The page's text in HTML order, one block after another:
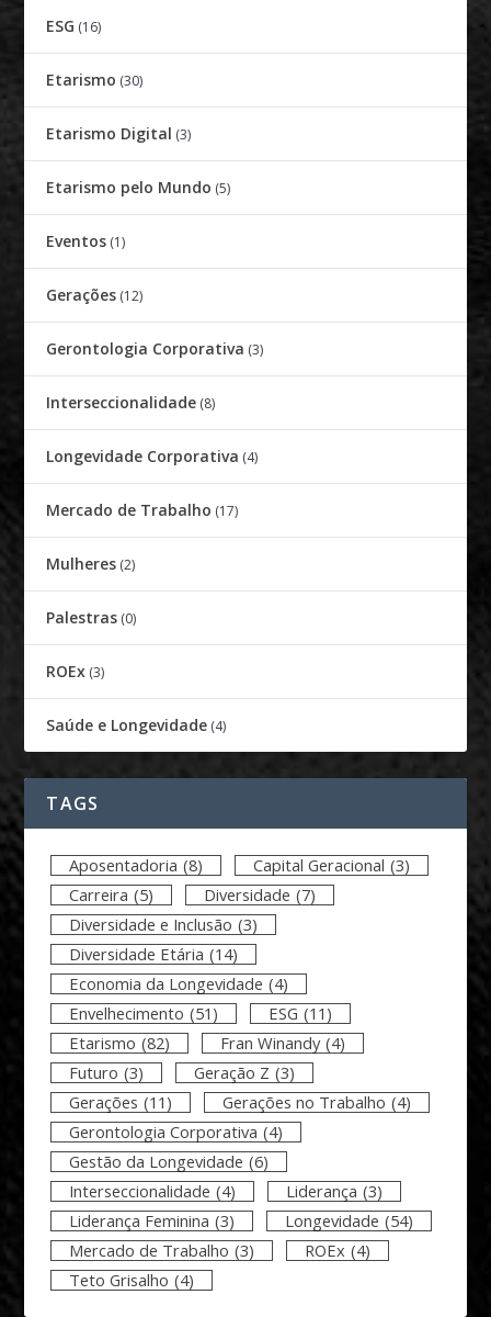
ESG (16)
Etarismo (30)
Etarismo Digital (3)
Etarismo pelo Mundo (5)
Eventos (1)
Gerações (12)
Gerontologia Corporativa (3)
Interseccionalidade (8)
Longevidade Corporativa (4)
Mercado de Trabalho (17)
Mulheres (2)
Palestras (0)
ROEx (3)
Saúde e Longevidade (4)
TAGS
Aposentadoria (8) Capital Geracional (3)
Carreira (5) Diversidade (7)
Diversidade e Inclusão (3)
Diversidade Etária (14)
Economia da Longevidade (4)
Envelhecimento (51) ESG (11)
Etarismo (82) Fran Winandy (4)
Futuro (3) Geração Z (3)
Gerações (11) Gerações no Trabalho (4)
Gerontologia Corporativa (4)
Gestão da Longevidade (6)
Interseccionalidade (4) Liderança (3)
Liderança Feminina (3) Longevidade (54)
Mercado de Trabalho (3) ROEx (4)
Teto Grisalho (4)